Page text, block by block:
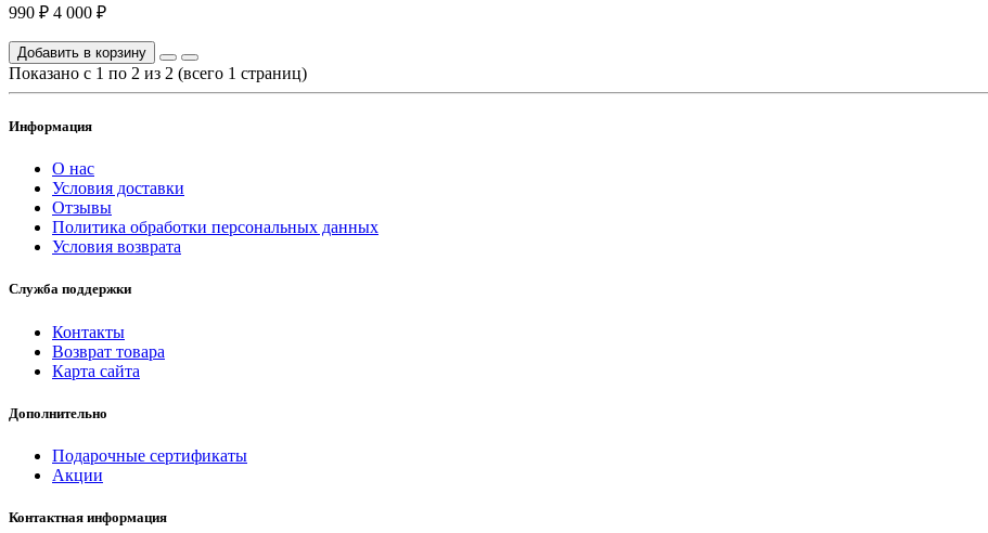
990 ₽ 4 000 ₽
Добавить в корзину
Показано с 1 по 2 из 2 (всего 1 страниц)
Информация
О нас
Условия доставки
Отзывы
Политика обработки персональных данных
Условия возврата
Служба поддержки
Контакты
Возврат товара
Карта сайта
Дополнительно
Подарочные сертификаты
Акции
Контактная информация